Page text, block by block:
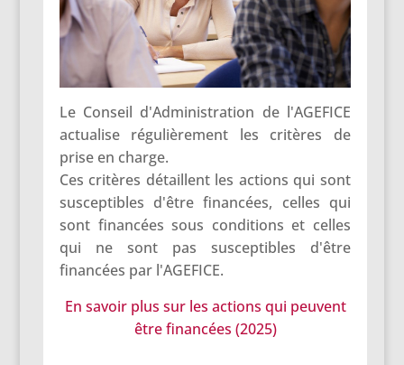
Le Conseil d'Administration de l'AGEFICE
actualise régulièrement les critères de
prise en charge.
Ces critères détaillent les actions qui sont
susceptibles d'être financées, celles qui
sont financées sous conditions et celles
qui ne sont pas susceptibles d'être
financées par l'AGEFICE.
En savoir plus sur les actions qui peuvent
être financées (2025)